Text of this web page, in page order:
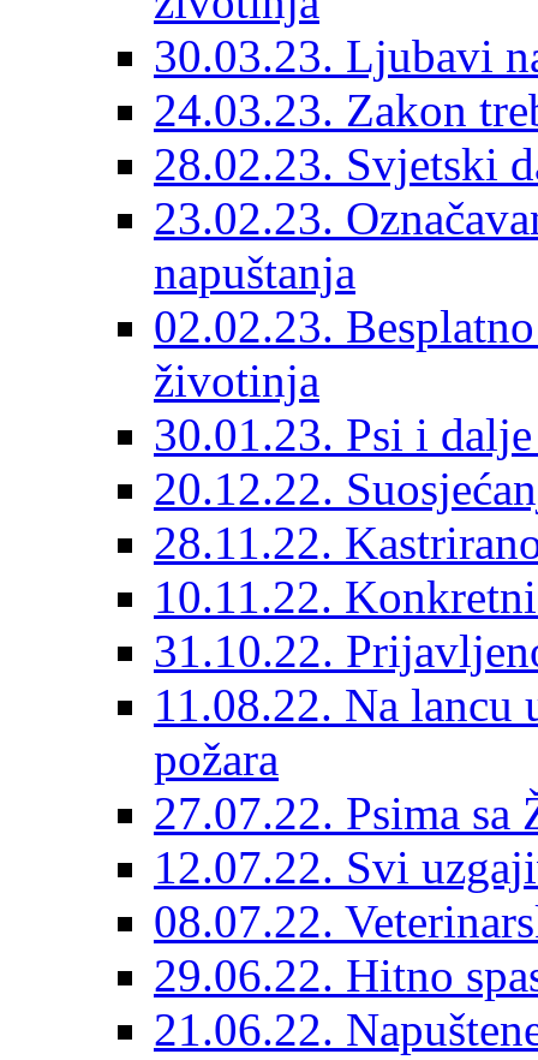
30.03.23. Ljubavi
24.03.23. Zakon
28.02.23. Svjetski
23.02.23.
napuštanja
02.02.23.
životinja
30.01.23. Psi i
20.12.22.
28.11.22.
10.11.22.
31.10.22.
11.08.22. Na
požara
27.07.22. Psima sa
12.07.22. Svi
08.07.22.
29.06.22. Hitno
21.06.22.